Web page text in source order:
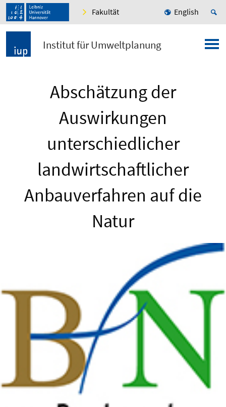
Fakultät English
Institut für Umweltplanung
Abschätzung der
Auswirkungen
unterschiedlicher
landwirtschaftlicher
Anbauverfahren auf die
Natur